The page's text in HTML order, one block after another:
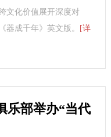
文化价值展开深度对
器成千年》英文版。
[详
乐部举办“当代